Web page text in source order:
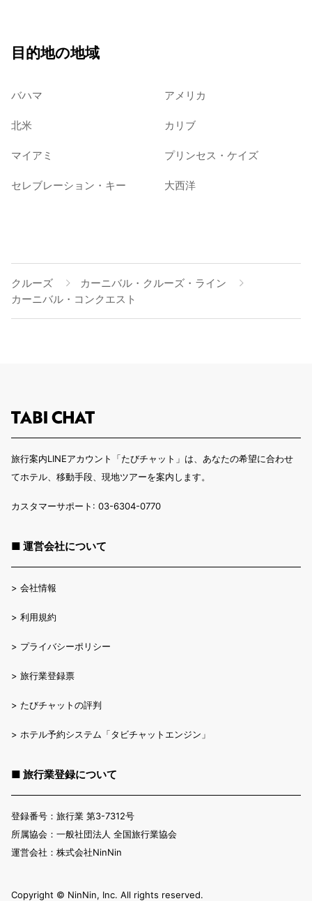
目的地の地域
バハマ アメリカ
北米 カリブ
マイアミ プリンセス・ケイズ
セレブレーション・キー 大西洋
クルーズ
カーニバル・クルーズ・ライン
カーニバル・コンクエスト
旅行案内LINEアカウント「たびチャット」は、あなたの希望に合わせ
てホテル、移動手段、現地ツアーを案内します。
カスタマーサポート: 03-6304-0770
■ 運営会社について
> 会社情報
> 利用規約
> プライバシーポリシー
> 旅行業登録票
> たびチャットの評判
> ホテル予約システム「タビチャットエンジン」
■ 旅行業登録について
登録番号：旅行業 第3-7312号
所属協会：一般社団法人 全国旅行業協会
運営会社：株式会社NinNin
Copyright ©︎ NinNin, Inc. All rights reserved.